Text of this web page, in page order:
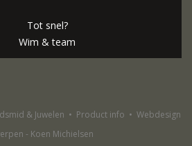
Tot snel?
Wim & team
& Juwelen • Product info • Webdesign
- Koen Michielsen